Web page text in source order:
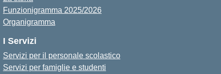
Funzionigramma 2025/2026
Organigramma
I Servizi
Servizi per il personale scolastico
Servizi per famiglie e studenti